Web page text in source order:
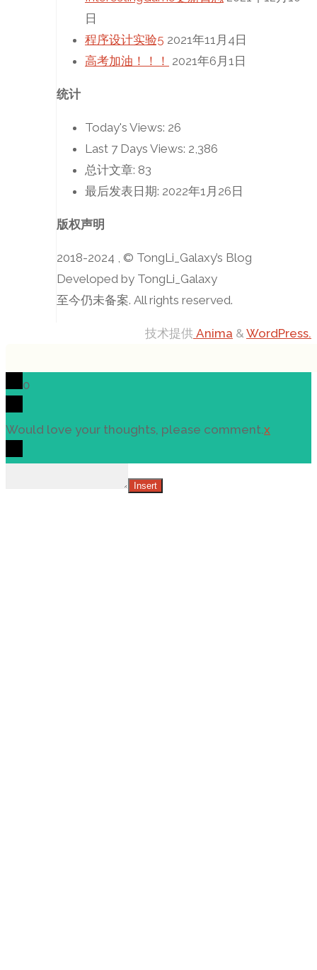
日
程序设计实验5 2021年11月4日
高考加油！！！ 2021年6月1日
统计
Today's Views: 26
Last 7 Days Views: 2,386
总计文章: 83
最后发表日期: 2022年1月26日
版权声明
2018-2024 , © TongLi_Galaxy’s Blog
Developed by TongLi_Galaxy
至今仍未备案. All rights reserved.
技术提供 Anima & WordPress.
0
Would love your thoughts, please comment.x
Insert